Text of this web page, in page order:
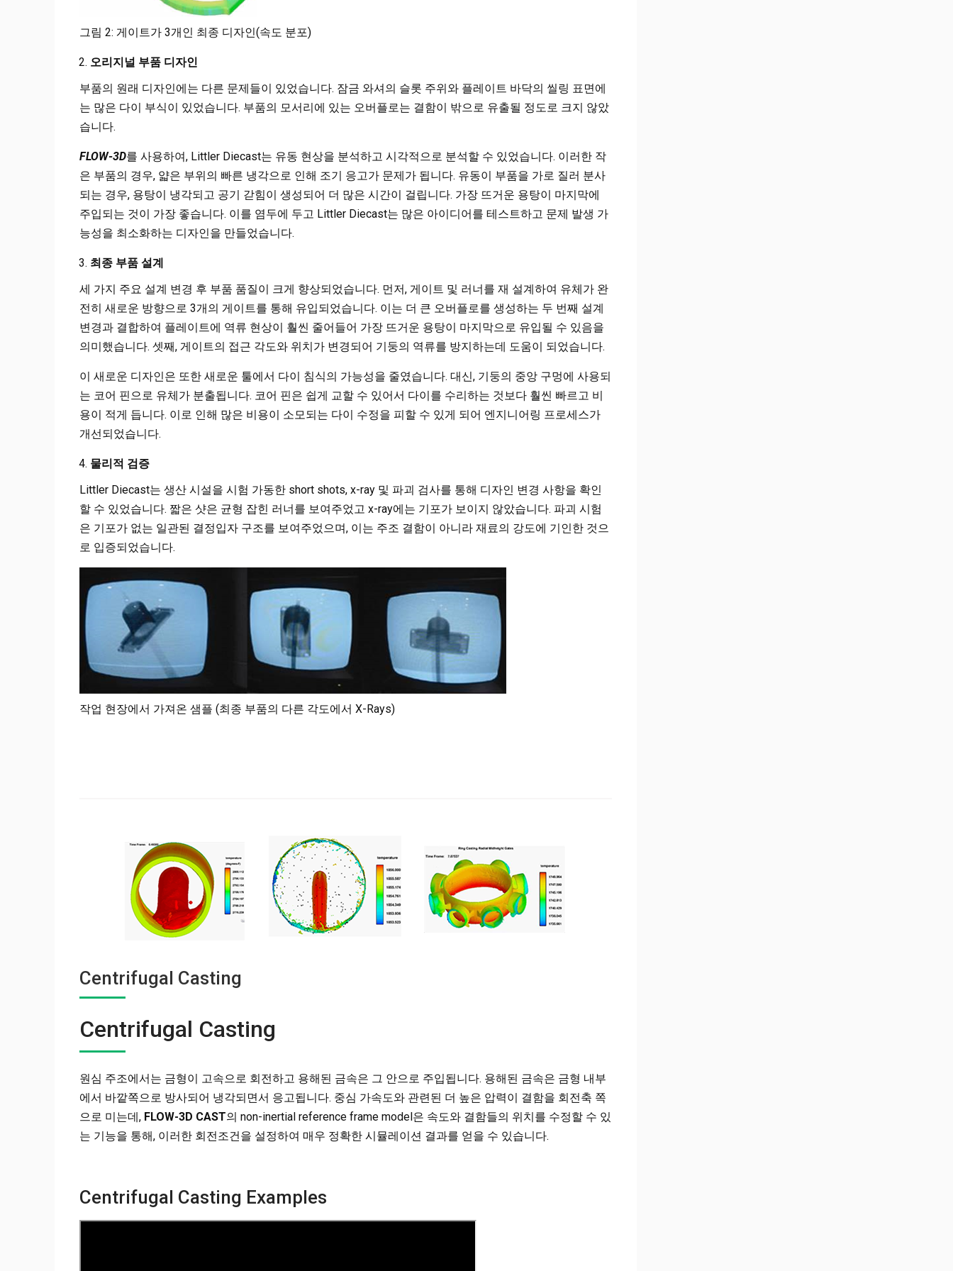
그림 2: 게이트가 3개인 최종 디자인(속도 분포)
오리지널 부품 디자인
부품의 원래 디자인에는 다른 문제들이 있었습니다. 잠금 와셔의 슬롯 주위와 플레이트 바닥의 씰링 표면에
는 많은 다이 부식이 있었습니다. 부품의 모서리에 있는 오버플로는 결함이 밖으로 유출될 정도로 크지 않았
습니다.
FLOW-3D를 사용하여, Littler Diecast는 유동 현상을 분석하고 시각적으로 분석할 수 있었습니다. 이러한 작
은 부품의 경우, 얇은 부위의 빠른 냉각으로 인해 조기 응고가 문제가 됩니다. 유동이 부품을 가로 질러 분사
되는 경우, 용탕이 냉각되고 공기 갇힘이 생성되어 더 많은 시간이 걸립니다. 가장 뜨거운 용탕이 마지막에
주입되는 것이 가장 좋습니다. 이를 염두에 두고 Littler Diecast는 많은 아이디어를 테스트하고 문제 발생 가
능성을 최소화하는 디자인을 만들었습니다.
최종 부품 설계
세 가지 주요 설계 변경 후 부품 품질이 크게 향상되었습니다. 먼저, 게이트 및 러너를 재 설계하여 유체가 완
전히 새로운 방향으로 3개의 게이트를 통해 유입되었습니다. 이는 더 큰 오버플로를 생성하는 두 번째 설계
변경과 결합하여 플레이트에 역류 현상이 훨씬 줄어들어 가장 뜨거운 용탕이 마지막으로 유입될 수 있음을
의미했습니다. 셋째, 게이트의 접근 각도와 위치가 변경되어 기둥의 역류를 방지하는데 도움이 되었습니다.
이 새로운 디자인은 또한 새로운 툴에서 다이 침식의 가능성을 줄였습니다. 대신, 기둥의 중앙 구멍에 사용되
는 코어 핀으로 유체가 분출됩니다. 코어 핀은 쉽게 교할 수 있어서 다이를 수리하는 것보다 훨씬 빠르고 비
용이 적게 듭니다. 이로 인해 많은 비용이 소모되는 다이 수정을 피할 수 있게 되어 엔지니어링 프로세스가
개선되었습니다.
물리적 검증
Littler Diecast는 생산 시설을 시험 가동한 short shots, x-ray 및 파괴 검사를 통해 디자인 변경 사항을 확인
할 수 있었습니다. 짧은 샷은 균형 잡힌 러너를 보여주었고 x-ray에는 기포가 보이지 않았습니다. 파괴 시험
은 기포가 없는 일관된 결정입자 구조를 보여주었으며, 이는 주조 결함이 아니라 재료의 강도에 기인한 것으
로 입증되었습니다.
작업 현장에서 가져온 샘플 (최종 부품의 다른 각도에서 X-Rays)
Centrifugal Casting
Centrifugal Casting
원심 주조에서는 금형이 고속으로 회전하고 용해된 금속은 그 안으로 주입됩니다. 용해된 금속은 금형 내부
에서 바깥쪽으로 방사되어 냉각되면서 응고됩니다. 중심 가속도와 관련된 더 높은 압력이 결함을 회전축 쪽
으로 미는데, FLOW-3D CAST의 non-inertial reference frame model은 속도와 결함들의 위치를 수정할 수 있
는 기능을 통해, 이러한 회전조건을 설정하여 매우 정확한 시뮬레이션 결과를 얻을 수 있습니다.
Centrifugal Casting Examples